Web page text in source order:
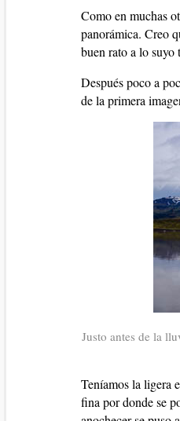
Como en muchas
panorámica. Creo
buen rato a lo suyo
Después poco a
de la primera
Justo antes de la
Teníamos la ligera
fina por donde se